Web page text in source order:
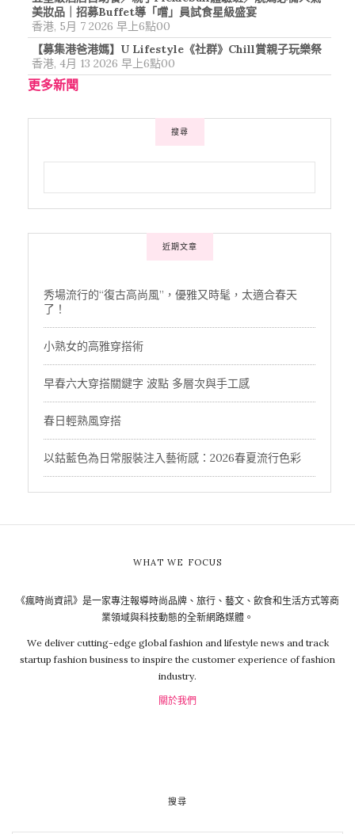
美妝品｜招募Buffet導「嚐」員試食星級盛宴
香港, 5月 7 2026 早上6點00
【募集港爸港媽】U Lifestyle《社群》Chill賞親子玩樂祭
香港, 4月 13 2026 早上6點00
更多新聞
搜尋
近期文章
秀場流行的“復古高尚風”，優雅又時髦，太適合春天
了！
小熟女的高雅穿搭術
早春六大穿搭關鍵字 波點 多層次與手工感
春日輕熟風穿搭
以鈷藍色為日常服裝注入藝術感：2026春夏流行色彩
WHAT WE FOCUS
《瘋時尚資訊》是一家專注報導時尚品牌、旅行、藝文、飲食和生活方式等商
業領域與科技動態的全新網路媒體。
We deliver cutting-edge global fashion and lifestyle news and track
startup fashion business to inspire the customer experience of fashion
industry.
關於我們
搜尋